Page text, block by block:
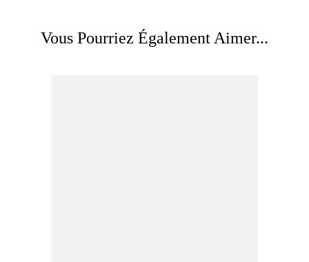
Vous Pourriez Également Aimer...